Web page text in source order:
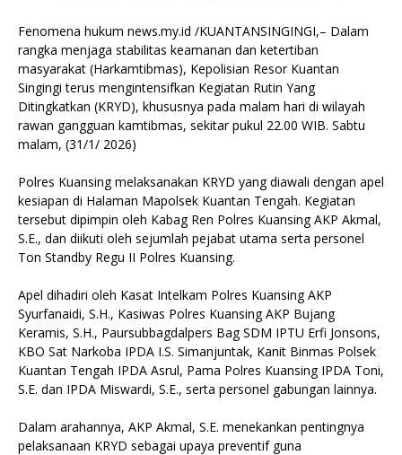
Fenomena hukum news.my.id /KUANTANSINGINGI,– Dalam
rangka menjaga stabilitas keamanan dan ketertiban
masyarakat (Harkamtibmas), Kepolisian Resor Kuantan
Singingi terus mengintensifkan Kegiatan Rutin Yang
Ditingkatkan (KRYD), khususnya pada malam hari di wilayah
rawan gangguan kamtibmas, sekitar pukul 22.00 WIB. Sabtu
malam, (31/1/ 2026)
Polres Kuansing melaksanakan KRYD yang diawali dengan apel
kesiapan di Halaman Mapolsek Kuantan Tengah. Kegiatan
tersebut dipimpin oleh Kabag Ren Polres Kuansing AKP Akmal,
S.E., dan diikuti oleh sejumlah pejabat utama serta personel
Ton Standby Regu II Polres Kuansing.
Apel dihadiri oleh Kasat Intelkam Polres Kuansing AKP
Syurfanaidi, S.H., Kasiwas Polres Kuansing AKP Bujang
Keramis, S.H., Paursubbagdalpers Bag SDM IPTU Erfi Jonsons,
KBO Sat Narkoba IPDA I.S. Simanjuntak, Kanit Binmas Polsek
Kuantan Tengah IPDA Asrul, Pama Polres Kuansing IPDA Toni,
S.E. dan IPDA Miswardi, S.E., serta personel gabungan lainnya.
Dalam arahannya, AKP Akmal, S.E. menekankan pentingnya
pelaksanaan KRYD sebagai upaya preventif guna